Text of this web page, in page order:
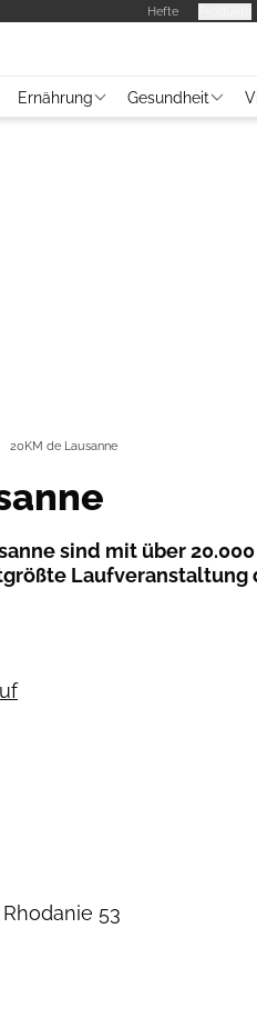
Hefte
Ernährung Gesundheit
20KM de Lausanne
sind mit über
Laufveranstaltung
53